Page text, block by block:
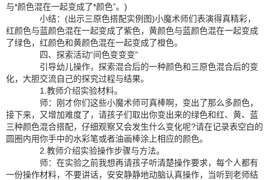
与*颜色混在一起变成了*颜色”。)
小结：(出示三原色搭配实例图)小魔术师们表演得真精彩，
红颜色与蓝颜色混在一起变成了紫色，黄颜色与蓝颜色混在一起变成
了绿色，红颜色和黄颜色混在一起变成了橙色。
四、探索活动“间色变变变”
引导幼儿操作，探索混合后的一种颜色和三原色混合后的变
化，大胆交流自己的探究过程与结果。
1.教师介绍实验材料。
师：刚才你们这些小魔术师可真棒啊，变出了那么多颜色，
接下来，又增加难度了，请孩子们取出你变出来的绿色和红、黄、蓝
三种颜色混合搭配，仔细观察又会发生什么变化呢?请在记录表空白的
圆圈内用你手中的水彩笔或者油画棒涂上相应的颜色。
2.教师介绍实验操作步骤与方法。
师：在实验之前我想再请孩子听清楚操作要求，每个人都有
一份操作材料，不要讲话，安安静静地动脑认真操作，当听到老师结